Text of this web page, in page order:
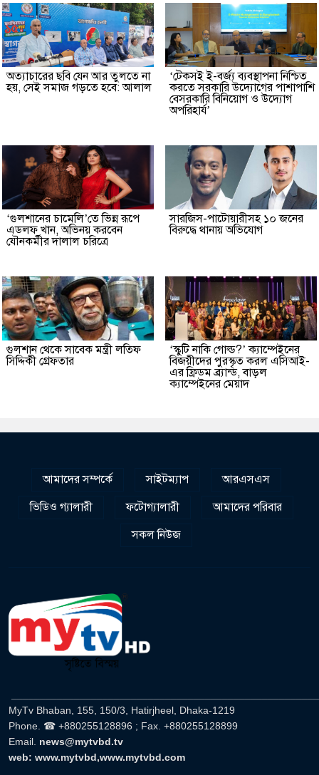
অত্যাচারের ছবি যেন আর তুলতে না
হয়, সেই সমাজ গড়তে হবে: আলাল
‘টেকসই ই-বর্জ্য ব্যবস্থাপনা নিশ্চিত
করতে সরকারি উদ্যোগের পাশাপাশি
বেসরকারি বিনিয়োগ ও উদ্যোগ
অপরিহার্য’
‘গুলশানের চামেলি’তে ভিন্ন রূপে
এডলফ খান, অভিনয় করবেন
যৌনকর্মীর দালাল চরিত্রে
সারজিস-পাটোয়ারীসহ ১০ জনের
বিরুদ্ধে থানায় অভিযোগ
গুলশান থেকে সাবেক মন্ত্রী লতিফ
সিদ্দিকী গ্রেফতার
‘স্কুটি নাকি গোল্ড?’ ক্যাম্পেইনের
বিজয়ীদের পুরস্কৃত করল এসিআই-
এর ফ্রিডম ব্র্যান্ড, বাড়ল
ক্যাম্পেইনের মেয়াদ
আমাদের সম্পর্কে সাইটম্যাপ
আরএসএস
ভিডিও গ্যালারী
ফটোগ্যালারী
আমাদের পরিবার
সকল নিউজ
MyTv Bhaban, 155, 150/3, Hatirjheel, Dhaka-1219
Phone. ☎ +880255128896 ; Fax. +880255128899
Email. news@mytvbd.tv
web: www.mytvbd,www.mytvbd.com